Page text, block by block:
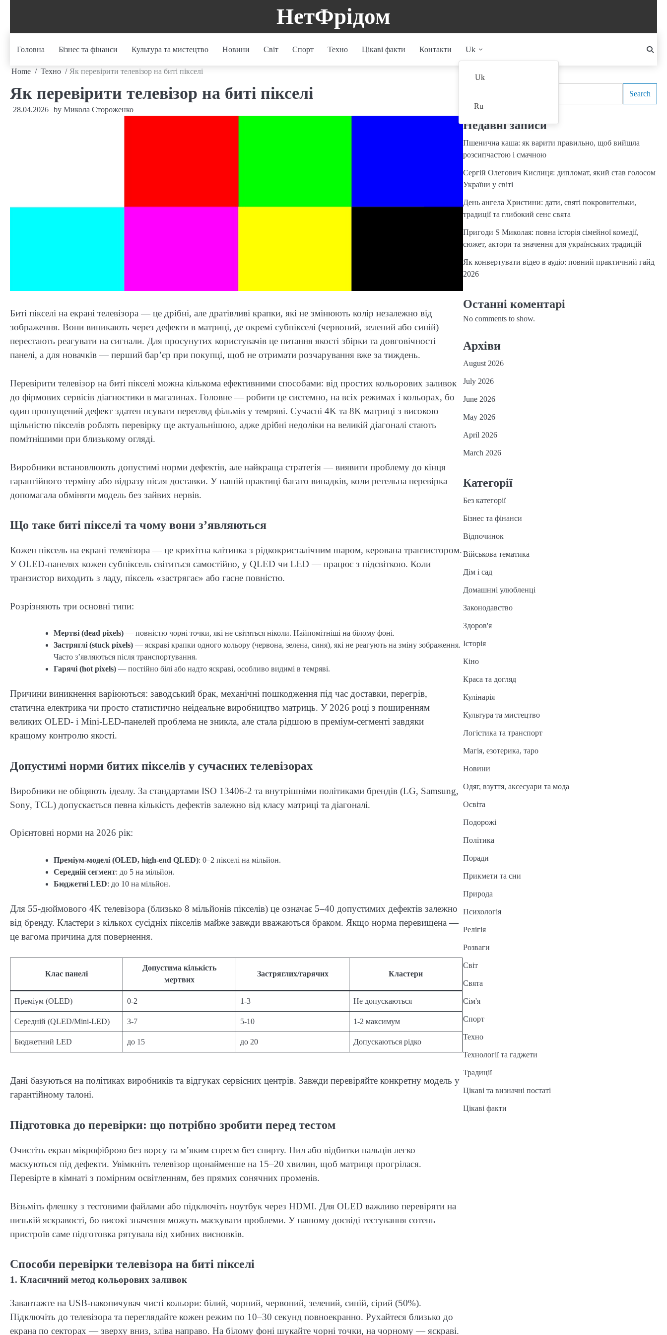
НетФрідом
Головна Бізнес та фінанси Культура та мистецтво Новини Світ Спорт Техно Цікаві факти Контакти Uk
Uk
Ru
Home Техно Як перевірити телевізор на биті пікселі
Як перевірити телевізор на биті пікселі
28.04.2026 by Микола Стороженко
Биті пікселі на екрані телевізора — це дрібні, але дратівливі крапки, які не змінюють колір незалежно від
зображення. Вони виникають через дефекти в матриці, де окремі субпікселі (червоний, зелений або синій)
перестають реагувати на сигнали. Для просунутих користувачів це питання якості збірки та довговічності
панелі, а для новачків — перший бар’єр при покупці, щоб не отримати розчарування вже за тиждень.
Перевірити телевізор на биті пікселі можна кількома ефективними способами: від простих кольорових заливок
до фірмових сервісів діагностики в магазинах. Головне — робити це системно, на всіх режимах і кольорах, бо
один пропущений дефект здатен псувати перегляд фільмів у темряві. Сучасні 4K та 8K матриці з високою
щільністю пікселів роблять перевірку ще актуальнішою, адже дрібні недоліки на великій діагоналі стають
помітнішими при близькому огляді.
Виробники встановлюють допустимі норми дефектів, але найкраща стратегія — виявити проблему до кінця
гарантійного терміну або відразу після доставки. У нашій практиці багато випадків, коли ретельна перевірка
допомагала обміняти модель без зайвих нервів.
Що таке биті пікселі та чому вони з’являються
Кожен піксель на екрані телевізора — це крихітна клітинка з рідкокристалічним шаром, керована транзистором.
У OLED-панелях кожен субпіксель світиться самостійно, у QLED чи LED — працює з підсвіткою. Коли
транзистор виходить з ладу, піксель «застрягає» або гасне повністю.
Розрізняють три основні типи:
Мертві (dead pixels) — повністю чорні точки, які не світяться ніколи. Найпомітніші на білому фоні.
Застряглі (stuck pixels) — яскраві крапки одного кольору (червона, зелена, синя), які не реагують на зміну зображення.
Часто з’являються після транспортування.
Гарячі (hot pixels) — постійно білі або надто яскраві, особливо видимі в темряві.
Причини виникнення варіюються: заводський брак, механічні пошкодження під час доставки, перегрів,
статична електрика чи просто статистично неідеальне виробництво матриць. У 2026 році з поширенням
великих OLED- і Mini-LED-панелей проблема не зникла, але стала рідшою в преміум-сегменті завдяки
кращому контролю якості.
Допустимі норми битих пікселів у сучасних телевізорах
Виробники не обіцяють ідеалу. За стандартами ISO 13406-2 та внутрішніми політиками брендів (LG, Samsung,
Sony, TCL) допускається певна кількість дефектів залежно від класу матриці та діагоналі.
Орієнтовні норми на 2026 рік:
Преміум-моделі (OLED, high-end QLED): 0–2 пікселі на мільйон.
Середній сегмент: до 5 на мільйон.
Бюджетні LED: до 10 на мільйон.
Для 55-дюймового 4K телевізора (близько 8 мільйонів пікселів) це означає 5–40 допустимих дефектів залежно
від бренду. Кластери з кількох сусідніх пікселів майже завжди вважаються браком. Якщо норма перевищена —
це вагома причина для повернення.
Клас панелі
Допустима кількість
мертвих
Застряглих/гарячих Кластери
Преміум (OLED) 0-2 1-3 Не допускаються
Середній (QLED/Mini-LED) 3-7 5-10 1-2 максимум
Бюджетний LED до 15 до 20 Допускаються рідко
Дані базуються на політиках виробників та відгуках сервісних центрів. Завжди перевіряйте конкретну модель у
гарантійному талоні.
Підготовка до перевірки: що потрібно зробити перед тестом
Очистіть екран мікрофіброю без ворсу та м’яким спреєм без спирту. Пил або відбитки пальців легко
маскуються під дефекти. Увімкніть телевізор щонайменше на 15–20 хвилин, щоб матриця прогрілася.
Перевірте в кімнаті з помірним освітленням, без прямих сонячних променів.
Візьміть флешку з тестовими файлами або підключіть ноутбук через HDMI. Для OLED важливо перевіряти на
низькій яскравості, бо високі значення можуть маскувати проблеми. У нашому досвіді тестування сотень
пристроїв саме підготовка рятувала від хибних висновків.
Способи перевірки телевізора на биті пікселі
1. Класичний метод кольорових заливок
Завантажте на USB-накопичувач чисті кольори: білий, чорний, червоний, зелений, синій, сірий (50%).
Підключіть до телевізора та переглядайте кожен режим по 10–30 секунд повноекранно. Рухайтеся близько до
екрана по секторах — зверху вниз, зліва направо. На білому фоні шукайте чорні точки, на чорному — яскраві.
Search
Недавні записи
Пшенична каша: як варити правильно, щоб вийшла
розсипчастою і смачною
Сергій Олегович Кислиця: дипломат, який став голосом
України у світі
День ангела Христини: дати, святі покровительки,
традиції та глибокий сенс свята
Пригоди S Миколая: повна історія сімейної комедії,
сюжет, актори та значення для українських традицій
Як конвертувати відео в аудіо: повний практичний гайд
2026
Останні коментарі
No comments to show.
Архіви
August 2026
July 2026
June 2026
May 2026
April 2026
March 2026
Категорії
Без категорії
Бізнес та фінанси
Відпочинок
Військова тематика
Дім і сад
Домашнні улюбленці
Законодавство
Здоров'я
Історія
Кіно
Краса та догляд
Кулінарія
Культура та мистецтво
Логістика та транспорт
Магія, езотерика, таро
Новини
Одяг, взуття, аксесуари та мода
Освіта
Подорожі
Політика
Поради
Прикмети та сни
Природа
Психологія
Релігія
Розваги
Світ
Свята
Сім'я
Спорт
Техно
Технології та гаджети
Традиції
Цікаві та визначні постаті
Цікаві факти